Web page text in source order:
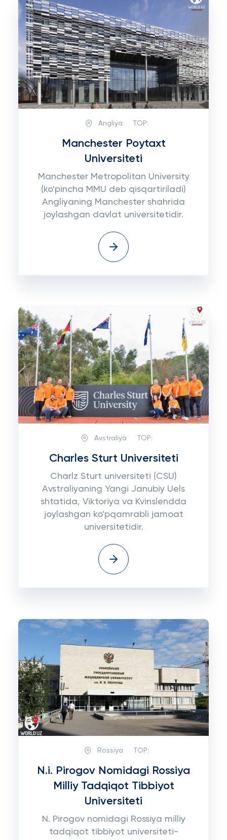
Angliya TOP:
Manchester Poytaxt
Universiteti
Manchester Metropolitan University
(ko'pincha MMU deb qisqartiriladi)
Angliyaning Manchester shahrida
joylashgan davlat universitetidir.
Avstraliya TOP:
Charles Sturt Universiteti
Charlz Sturt universiteti (CSU)
Avstraliyaning Yangi Janubiy Uels
shtatida, Viktoriya va Kvinslendda
joylashgan ko'pqamrabli jamoat
universitetidir.
Rossiya TOP:
N.i. Pirogov Nomidagi Rossiya
Milliy Tadqiqot Tibbiyot
Universiteti
N. Pirogov nomidagi Rossiya milliy
tadqiqot tibbiyot universiteti-